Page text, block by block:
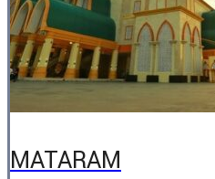
MATARAM